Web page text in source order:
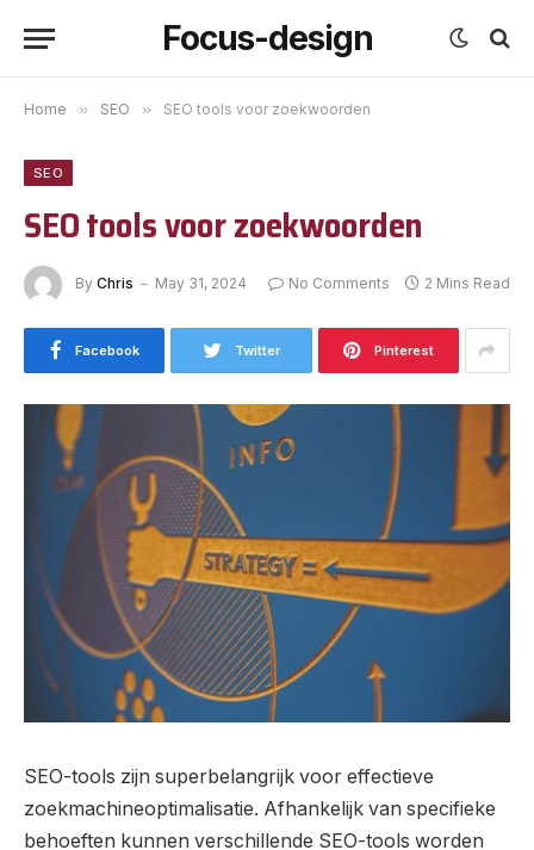
Focus-design
Home » SEO » SEO tools voor zoekwoorden
SEO
SEO tools voor zoekwoorden
By Chris May 31, 2024 No Comments 2 Mins Read
Facebook Twitter Pinterest
SEO-tools zijn superbelangrijk voor effectieve
zoekmachineoptimalisatie. Afhankelijk van specifieke
behoeften kunnen verschillende SEO-tools worden